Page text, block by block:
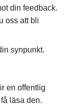
din feedback.
oss att bli
synpunkt.
en offentlig
läsa den.